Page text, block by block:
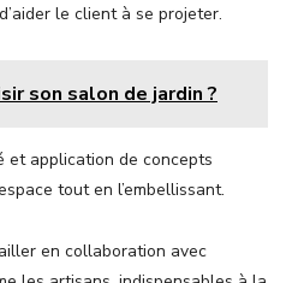
le client à se projeter.
son salon de jardin ?
et application de concepts
tout en l’embellissant.
en collaboration avec